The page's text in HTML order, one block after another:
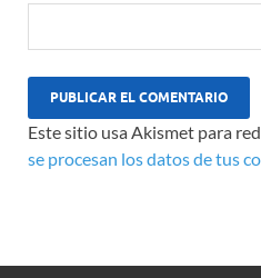
Este sitio usa Akismet para
se procesan los datos de tus